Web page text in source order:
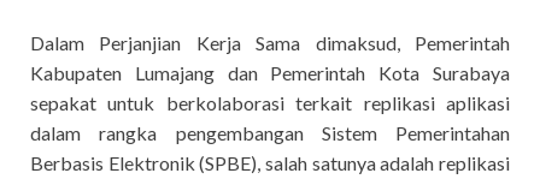
Dalam Perjanjian Kerja Sama dimaksud, Pemerintah
Kabupaten Lumajang dan Pemerintah Kota Surabaya
sepakat untuk berkolaborasi terkait replikasi aplikasi
dalam rangka pengembangan Sistem Pemerintahan
Berbasis Elektronik (SPBE), salah satunya adalah replikasi